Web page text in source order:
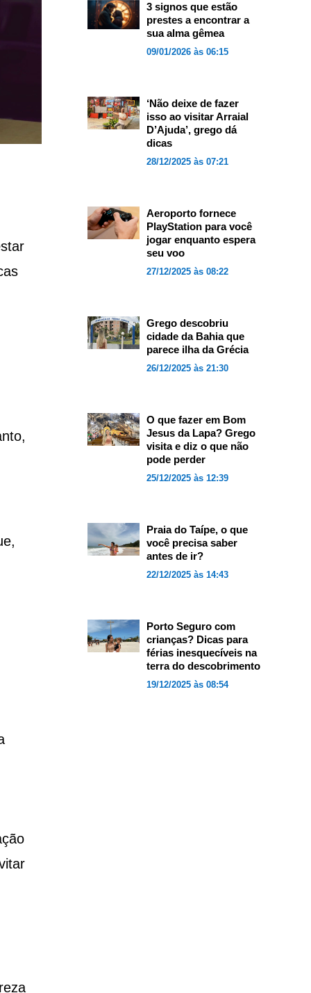
3 signos que estão
prestes a encontrar a
sua alma gêmea
09/01/2026 às 06:15
‘Não deixe de fazer
isso ao visitar Arraial
D’Ajuda’, grego dá
dicas
28/12/2025 às 07:21
Aeroporto fornece
PlayStation para você
jogar enquanto espera
seu voo
27/12/2025 às 08:22
Grego descobriu
cidade da Bahia que
parece ilha da Grécia
26/12/2025 às 21:30
O que fazer em Bom
Jesus da Lapa? Grego
visita e diz o que não
pode perder
25/12/2025 às 12:39
Praia do Taípe, o que
você precisa saber
antes de ir?
22/12/2025 às 14:43
Porto Seguro com
crianças? Dicas para
férias inesquecíveis na
terra do descobrimento
19/12/2025 às 08:54